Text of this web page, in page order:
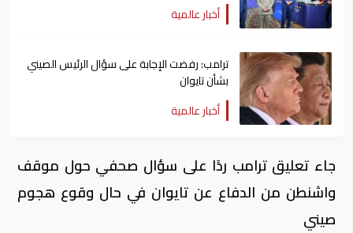
أخبار عالمية
ترامب: رفضت الإجابة على سؤال الرئيس الصيني
بشأن تايوان
أخبار عالمية
جاء تعليق ترامب ردًا على سؤال صحفي حول موقف
واشنطن من الدفاع عن تايوان في حال وقوع هجوم
صيني